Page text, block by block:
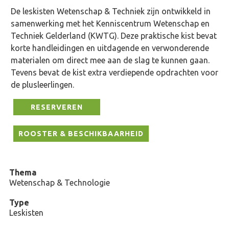
De leskisten Wetenschap & Techniek zijn ontwikkeld in
samenwerking met het Kenniscentrum Wetenschap en
Techniek Gelderland (KWTG). Deze praktische kist bevat
korte handleidingen en uitdagende en verwonderende
materialen om direct mee aan de slag te kunnen gaan.
Tevens bevat de kist extra verdiepende opdrachten voor
de plusleerlingen.
RESERVEREN
ROOSTER & BESCHIKBAARHEID
Thema
Wetenschap & Technologie
Type
Leskisten